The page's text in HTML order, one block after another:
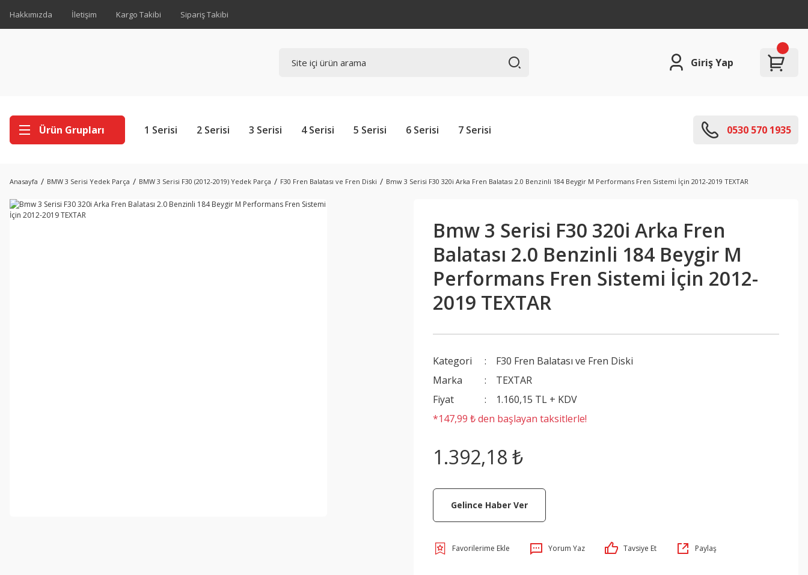
Hakkımızda İletişim Kargo Takibi Sipariş Takibi
Giriş Yap
Ürün Grupları 1 Serisi 2 Serisi 3 Serisi 4 Serisi 5 Serisi 6 Serisi 7 Serisi 0530 570 1935
Anasayfa BMW 3 Serisi Yedek Parça BMW 3 Serisi F30 (2012-2019) Yedek Parça F30 Fren Balatası ve Fren Diski Bmw 3 Serisi F30 320i Arka Fren Balatası 2.0 Benzinli 184 Beygir M Performans Fren Sistemi İçin 2012-2019 TEXTAR
Bmw 3 Serisi F30 320i Arka Fren
Balatası 2.0 Benzinli 184 Beygir M
Performans Fren Sistemi İçin 2012-
2019 TEXTAR
Kategori
F30 Fren Balatası ve Fren Diski
Marka
TEXTAR
Fiyat
1.160,15 TL + KDV
*147,99 ₺ den başlayan taksitlerle!
1.392,18 ₺
Gelince Haber Ver
Yorum Yaz Tavsiye Et Paylaş